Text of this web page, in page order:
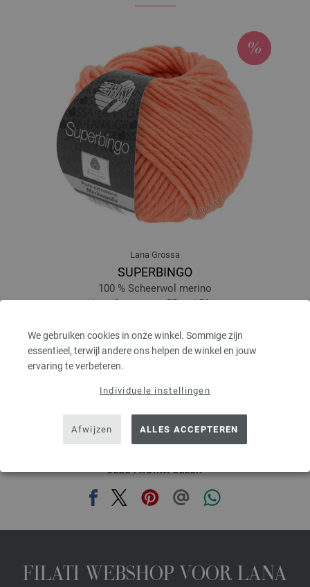
We gebruiken cookies in onze winkel. Sommige zijn
essentieel, terwijl andere ons helpen de winkel en jouw
ervaring te verbeteren.
Individuele instellingen
Afwijzen ALLES ACCEPTEREN
Lana Grossa
SUPERBINGO
100 % Scheerwol merino
Looplengte: ca. 55 m / 50 g
2,48 €MSRP:5,00 €
2,90 $MSRP:5,84 $
excl. btw, excl. verzendkosten, Artikelprijs: / kg
DEZE PAGINA DELEN
FILATI WEBSHOP VOOR LANA